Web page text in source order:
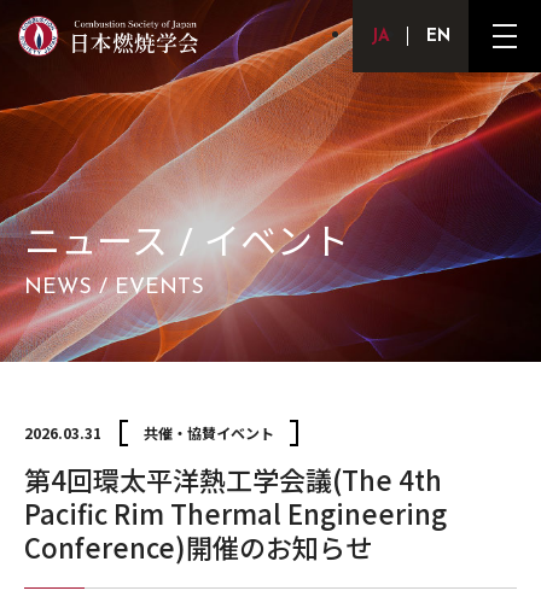
JapaneseEnglishメ
ュ
ー
ボ
ニュース / イベント
NEWS / EVENTS
2026.03.31 共催・協賛イベント
第4回環太平洋熱工学会議(The 4th
Pacific Rim Thermal Engineering
Conference)開催のお知らせ